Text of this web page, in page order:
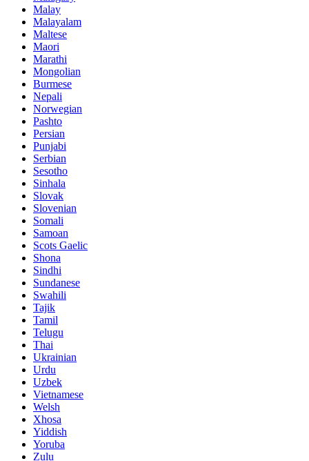
Malay
Malayalam
Maltese
Maori
Marathi
Mongolian
Burmese
Nepali
Norwegian
Pashto
Persian
Punjabi
Serbian
Sesotho
Sinhala
Slovak
Slovenian
Somali
Samoan
Scots Gaelic
Shona
Sindhi
Sundanese
Swahili
Tajik
Tamil
Telugu
Thai
Ukrainian
Urdu
Uzbek
Vietnamese
Welsh
Xhosa
Yiddish
Yoruba
Zulu